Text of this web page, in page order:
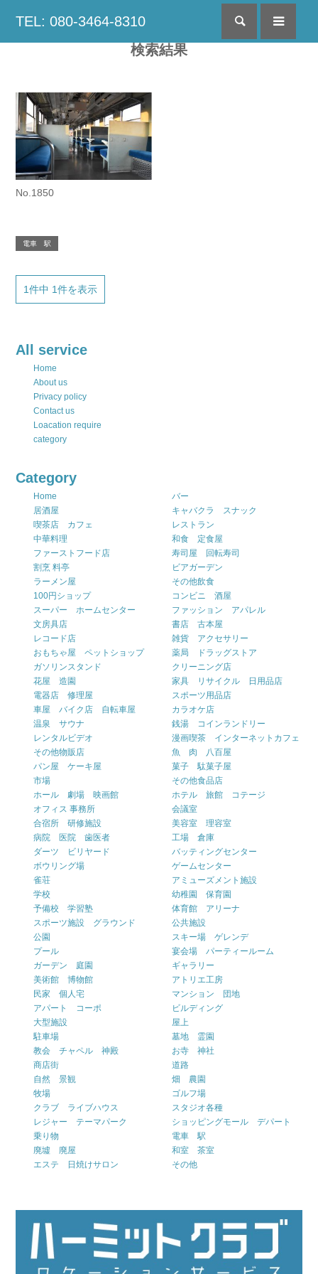
TEL: 080-3464-8310 検索
検索結果
No.1850
電車 駅
1件中 1件を表示
All service
Home
About us
Privacy policy
Contact us
Loacation require
category
Category
Home
バー
居酒屋
キャバクラ スナック
喫茶店 カフェ
レストラン
中華料理
和食 定食屋
ファーストフード店
寿司屋 回転寿司
割烹 料亭
ビアガーデン
ラーメン屋
その他飲食
100円ショップ
コンビニ 酒屋
スーパー ホームセンター
ファッション アパレル
文房具店
書店 古本屋
レコード店
雑貨 アクセサリー
おもちゃ屋 ペットショップ
薬局 ドラッグストア
ガソリンスタンド
クリーニング店
花屋 造園
家具 リサイクル 日用品店
電器店 修理屋
スポーツ用品店
車屋 バイク店 自転車屋
カラオケ店
温泉 サウナ
銭湯 コインランドリー
レンタルビデオ
漫画喫茶 インターネットカフェ
その他物販店
魚 肉 八百屋
パン屋 ケーキ屋
菓子 駄菓子屋
市場
その他食品店
ホール 劇場 映画館
ホテル 旅館 コテージ
オフィス 事務所
会議室
合宿所 研修施設
美容室 理容室
病院 医院 歯医者
工場 倉庫
ダーツ ビリヤード
バッティングセンター
ボウリング場
ゲームセンター
雀荘
アミューズメント施設
学校
幼稚園 保育園
予備校 学習塾
体育館 アリーナ
スポーツ施設 グラウンド
公共施設
公園
スキー場 ゲレンデ
プール
宴会場 パーティールーム
ガーデン 庭園
ギャラリー
美術館 博物館
アトリエ工房
民家 個人宅
マンション 団地
アパート コーポ
ビルディング
大型施設
屋上
駐車場
墓地 霊園
教会 チャペル 神殿
お寺 神社
商店街
道路
自然 景観
畑 農園
牧場
ゴルフ場
クラブ ライブハウス
スタジオ各種
レジャー テーマパーク
ショッピングモール デパート
乗り物
電車 駅
廃墟 廃屋
和室 茶室
エステ 日焼けサロン
その他